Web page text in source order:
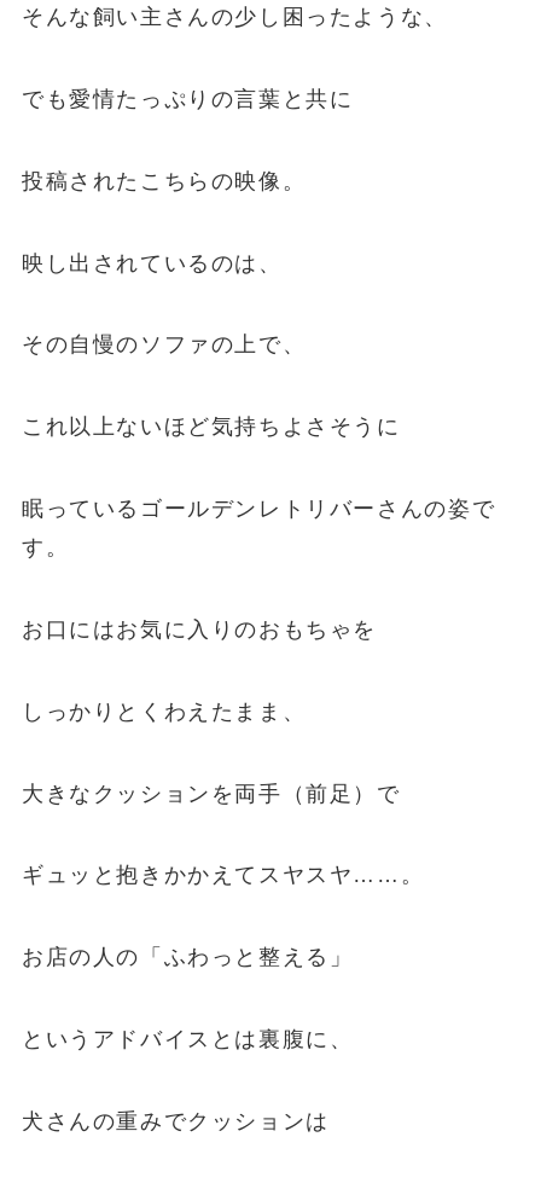
そんな飼い主さんの少し困ったような、
でも愛情たっぷりの言葉と共に
投稿されたこちらの映像。
映し出されているのは、
その自慢のソファの上で、
これ以上ないほど気持ちよさそうに
眠っているゴールデンレトリバーさんの姿で
す。
お口にはお気に入りのおもちゃを
しっかりとくわえたまま、
大きなクッションを両手（前足）で
ギュッと抱きかかえてスヤスヤ……。
お店の人の「ふわっと整える」
というアドバイスとは裏腹に、
犬さんの重みでクッションは